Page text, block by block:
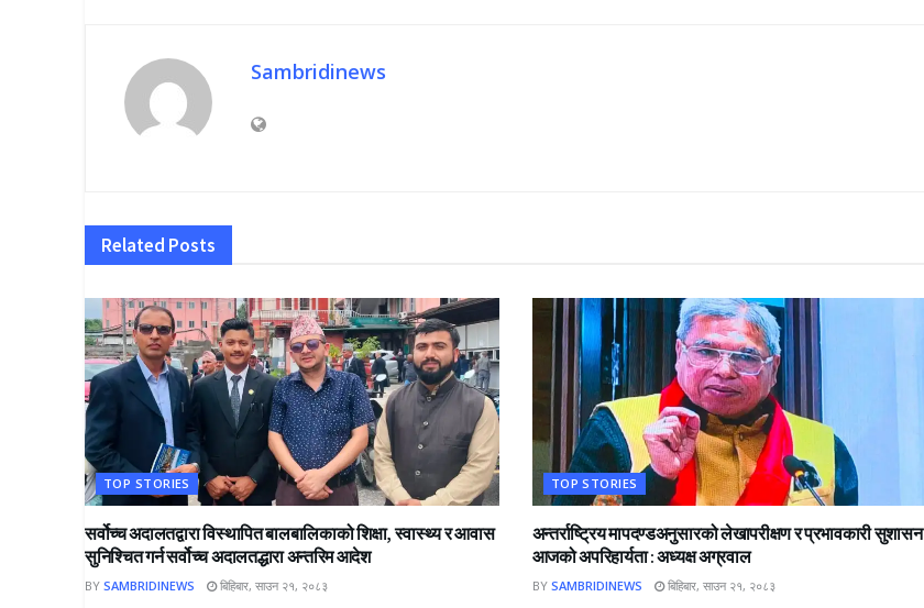
Sambridinews
Related Posts
TOP STORIES
सर्वोच्च अदालतद्वारा विस्थापित बालबालिकाको शिक्षा, स्वास्थ्य र आवास
सुनिश्चित गर्न सर्वोच्च अदालतद्धारा अन्तरिम आदेश
BY SAMBRIDINEWS बिहिबार, साउन २१, २०८३
TOP STORIES
अन्तर्राष्ट्रिय मापदण्डअनुसारको लेखापरीक्षण र प्रभावकारी सुशासन
आजको अपरिहार्यता : अध्यक्ष अग्रवाल
BY SAMBRIDINEWS बिहिबार, साउन २१, २०८३